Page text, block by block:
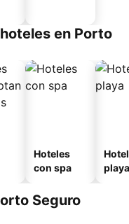
en Porto
Hoteles
con spa
playa
Seguro